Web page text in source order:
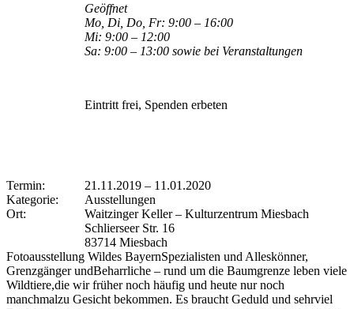
Geöffnet
Mo, Di, Do, Fr: 9:00 – 16:00
Mi: 9:00 – 12:00
Sa: 9:00 – 13:00 sowie bei Veranstaltungen
Eintritt frei, Spenden erbeten
Termin: 21.11.2019 – 11.01.2020
Kategorie:
Ausstellungen
Ort:
Waitzinger Keller – Kulturzentrum Miesbach
Schlierseer Str. 16
83714 Miesbach
Fotoausstellung Wildes BayernSpezialisten und Alleskönner,
Grenzgänger undBeharrliche – rund um die Baumgrenze leben viele
Wildtiere,die wir früher noch häufig und heute nur noch
manchmalzu Gesicht bekommen. Es braucht Geduld und sehrviel